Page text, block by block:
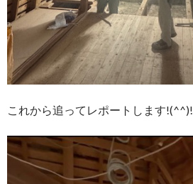
これから追ってレポートします!(^^)!